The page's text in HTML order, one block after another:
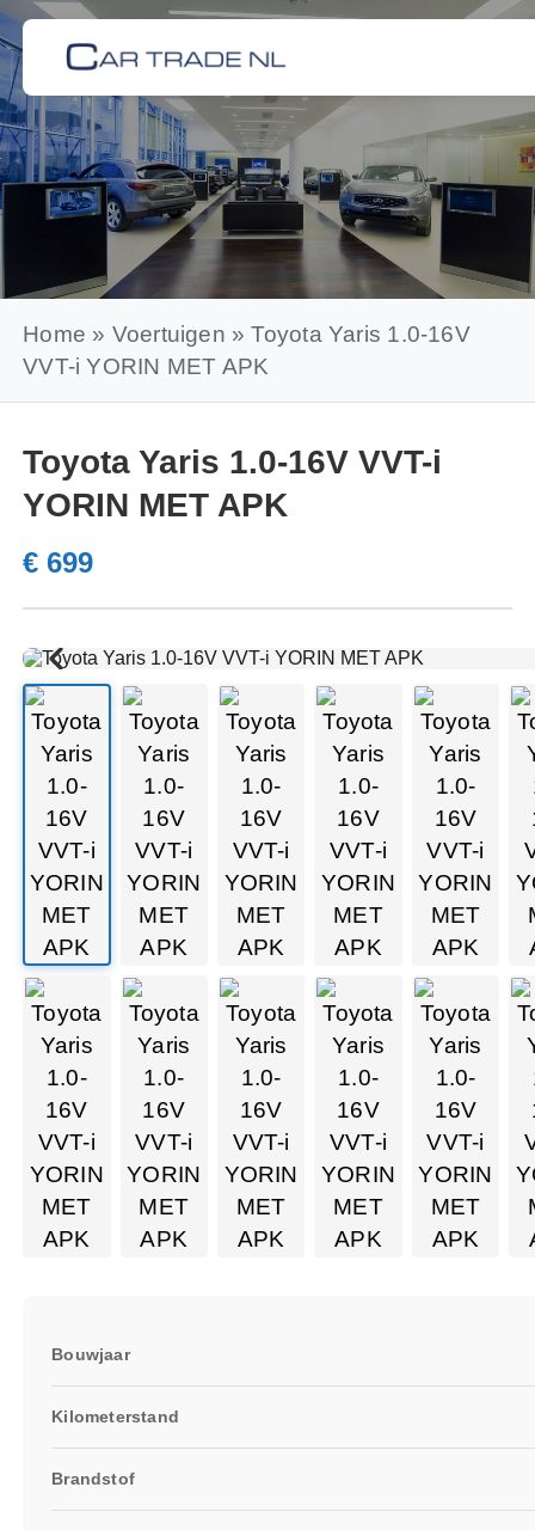
Skip
to
content
Home » Voertuigen »Toyota Yaris 1.0-16V
VVT-i YORIN MET APK
Toyota Yaris 1.0-16V VVT-i
YORIN MET APK
€ 699
Bouwjaar
Kilometerstand
Brandstof